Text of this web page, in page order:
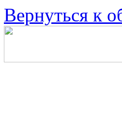
Вернуться к